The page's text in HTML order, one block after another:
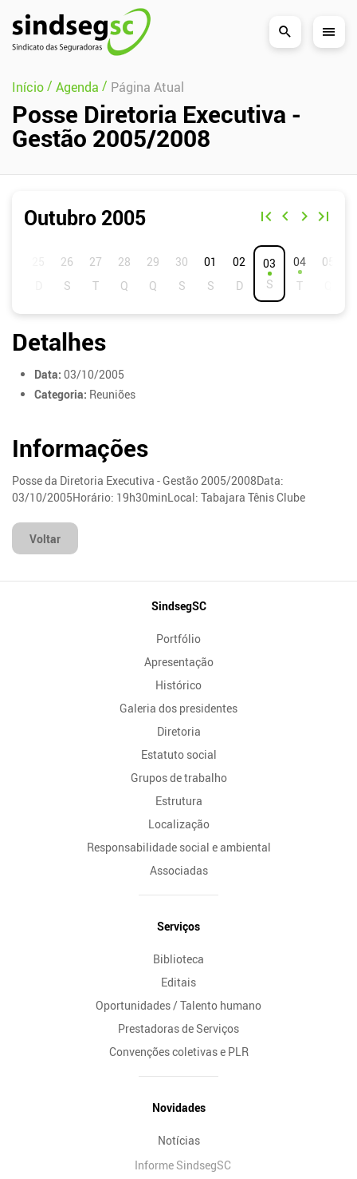
Pular Navegação (s)
Início/ Agenda / Página Atual
Posse Diretoria Executiva -
Gestão 2005/2008
Outubro 2005
01 02 03 04 05
Detalhes
Data: 03/10/2005
Categoria: Reuniões
Informações
Posse da Diretoria Executiva - Gestão 2005/2008Data:
03/10/2005Horário: 19h30minLocal: Tabajara Tênis Clube
Voltar
SindsegSC
Portfólio
Apresentação
Histórico
Galeria dos presidentes
Diretoria
Estatuto social
Grupos de trabalho
Estrutura
Localização
Responsabilidade social e ambiental
Associadas
Serviços
Biblioteca
Editais
Oportunidades / Talento humano
Prestadoras de Serviços
Convenções coletivas e PLR
Novidades
Notícias
Informe SindsegSC